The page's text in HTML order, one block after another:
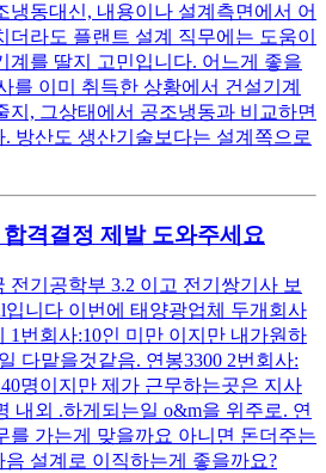
냉동대신, 내용이나 설계측면에서 어
더라도 플랜트 설계 직무에는 도움이
계를 딸지 고민입니다. 어느게 좋을
를 이미 취득한 상황에서 건설기계
지, 그상태에서 공조냉동과 비교하면
방산도 생산기술보다는 설계쪽으로
격결정 제발 도와주세요
전기공학부 3.2 이고 전기쌍기사 보
입니다 이번에 태양광업체 두개회사
1번회사:10인 미만 이지만 내가원하
다맡을것같음. 연봉3300 2번회사:
명이지만 제가 근무하는곳은 지사
내외 .하게되는일 o&m을 위주로. 연
를 가는게 맞을까요 아니면 돈더주는
설계로 이직하는게 좋을까요?